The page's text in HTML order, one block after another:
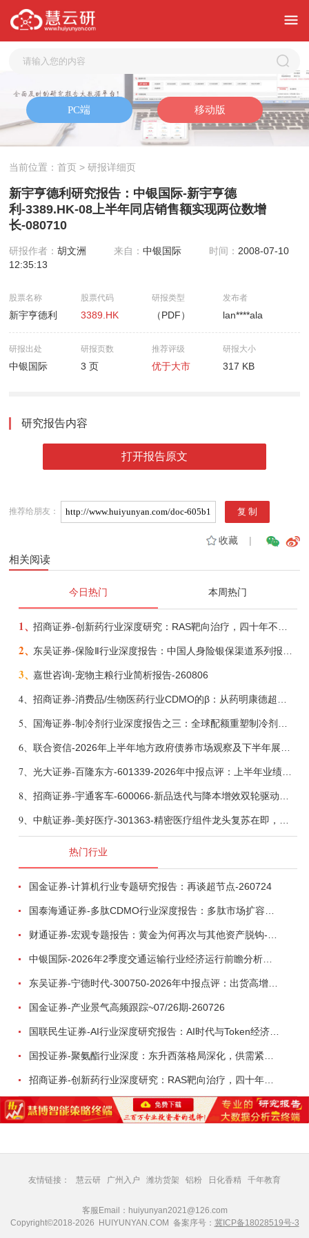
当前位置：首页 > 研报详细页
新宇亨德利研究报告：中银国际-新宇亨德
利-3389.HK-08上半年同店销售额实现两位数增
长-080710
研报作者：胡文洲 来自：中银国际 时间： 2008-07-10
12:35:13
股票名称
新宇亨德利
股票代码
3389.HK
研报类型
（PDF）
发布者
lan****ala
研报出处
中银国际
研报页数
3 页
推荐评级
优于大市
研报大小
317 KB
研究报告内容
打开报告原文
推荐给朋友：
收藏|
相关阅读
今日热门 本周热门
1、
2、
3、嘉世咨询-宠物主粮行业简析报告-260806
4、
5、
6、
7、 光大证券-百隆东方-601339-2026年中报点评：上半年业绩表现高增，国内外产能均有亮眼表现-260807
8、
9、
热门行业
国金证券-计算机行业专题研究报告：再谈超节点-260724
中银国际-2026年2季度交通运输行业经济运行前瞻分析：地缘冲突致航运和航空景气度分化，交通基础设施板块总体呈现稳健特征-260724
东吴证券-宁德时代-300750-2026年中报点评：出货高增业绩稳健，回购彰显龙头信心-260726
国金证券-产业景气高频跟踪~07/26期-260726
国联民生证券-AI行业深度研究报告：AI时代与Token经济，从技术符号到数字石油-260801
招商证券-创新药行业深度研究：RAS靶向治疗，四十年不可成药的终结，与终结之后的治疗格局演化-260805
友情链接： 慧云研 广州入户 潍坊货架 铝粉 日化香精 千年教育
客服Email：huiyunyan2021@126.com
Copyright©2018-2026 HUIYUNYAN.COM 备案序号： 冀ICP备18028519号-3